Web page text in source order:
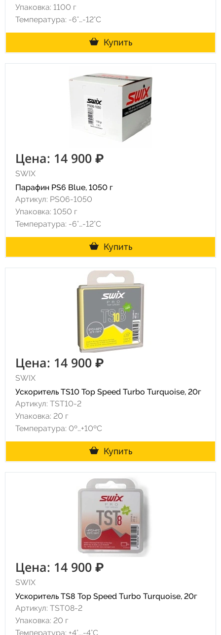
Упаковка: 1100 г
Температура: -6°…-12°C
Купить
Цена: 14 900 ₽
SWIX
Парафин PS6 Blue, 1050 г
Артикул: PS06-1050
Упаковка: 1050 г
Температура: -6°…-12°C
Купить
Цена: 14 900 ₽
SWIX
Ускоритель TS10 Top Speed Turbo Turquoise, 20г
Артикул: TST10-2
Упаковка: 20 г
Температура: 0º…+10ºC
Купить
Цена: 14 900 ₽
SWIX
Ускоритель TS8 Top Speed Turbo Turquoise, 20г
Артикул: TST08-2
Упаковка: 20 г
Температура: +4°...-4°С